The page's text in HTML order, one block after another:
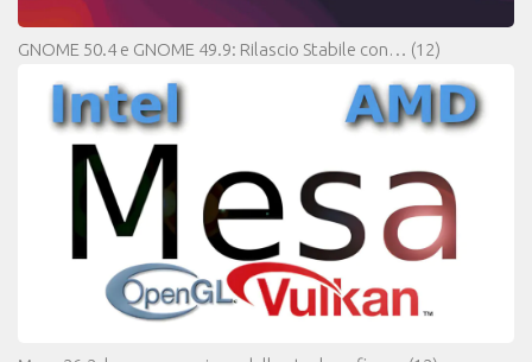
GNOME 50.4 e GNOME 49.9: Rilascio Stabile con… (12)